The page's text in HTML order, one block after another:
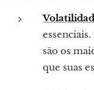
são os
que suas